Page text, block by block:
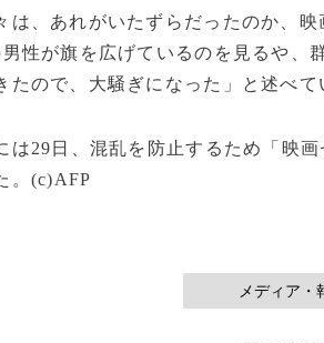
、あれがいたずらだったのか、
性が旗を広げているのを見るや、
たので、大騒ぎになった」と述べて
29日、混乱を防止するため「映
。(c)AFP
メディア